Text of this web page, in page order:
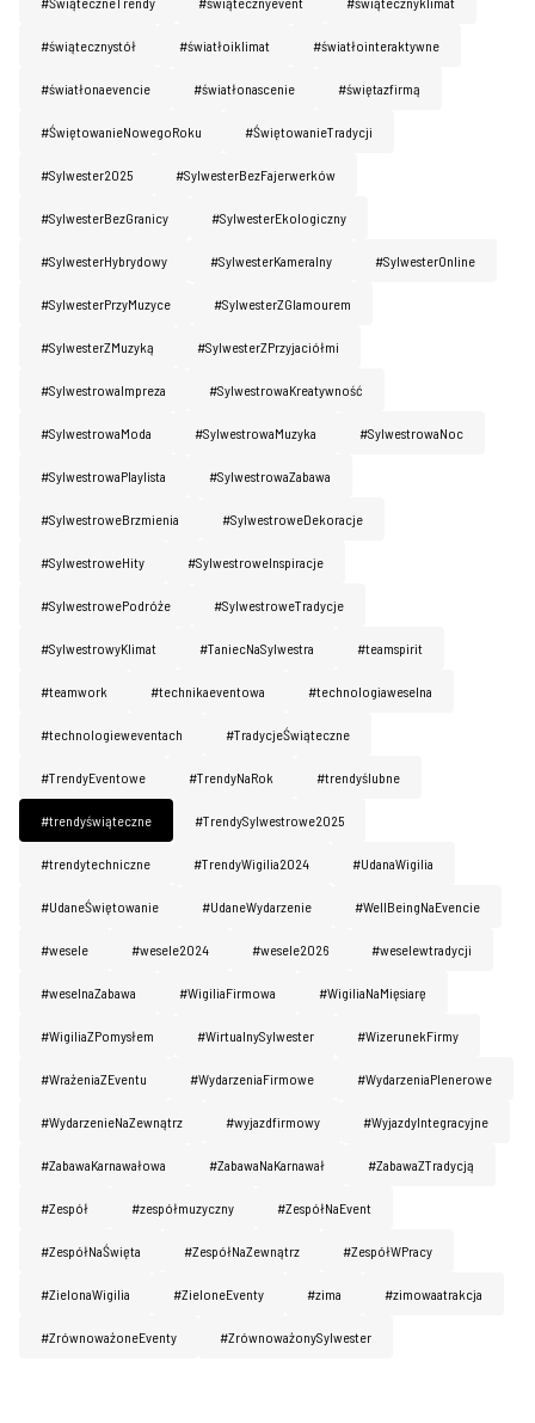
#świątecznystół #światłoiklimat #światłointeraktywne
#światłonaevencie #światłonascenie #świętazfirmą
#ŚwiętowanieNowegoRoku #ŚwiętowanieTradycji
#Sylwester2025 #SylwesterBezFajerwerków
#SylwesterBezGranicy #SylwesterEkologiczny
#SylwesterHybrydowy #SylwesterKameralny #SylwesterOnline
#SylwesterPrzyMuzyce #SylwesterZGlamourem
#SylwesterZMuzyką #SylwesterZPrzyjaciółmi
#SylwestrowaImpreza #SylwestrowaKreatywność
#SylwestrowaModa #SylwestrowaMuzyka #SylwestrowaNoc
#SylwestrowaPlaylista #SylwestrowaZabawa
#SylwestroweBrzmienia #SylwestroweDekoracje
#SylwestroweHity #SylwestroweInspiracje
#SylwestrowePodróże #SylwestroweTradycje
#SylwestrowyKlimat #TaniecNaSylwestra #teamspirit
#teamwork #technikaeventowa #technologiaweselna
#technologieweventach #TradycjeŚwiąteczne
#TrendyEventowe #TrendyNaRok #trendyślubne
#trendyświąteczne #TrendySylwestrowe2025
#trendytechniczne #TrendyWigilia2024 #UdanaWigilia
#UdaneŚwiętowanie #UdaneWydarzenie #WellBeingNaEvencie
#wesele #wesele2024 #wesele2026 #weselewtradycji
#weselnaZabawa #WigiliaFirmowa #WigiliaNaMięsiarę
#WigiliaZPomysłem #WirtualnySylwester #WizerunekFirmy
#WrażeniaZEventu #WydarzeniaFirmowe #WydarzeniaPlenerowe
#WydarzenieNaZewnątrz #wyjazdfirmowy #WyjazdyIntegracyjne
#ZabawaKarnawałowa #ZabawaNaKarnawał #ZabawaZTradycją
#Zespół #zespółmuzyczny #ZespółNaEvent
#ZespółNaŚwięta #ZespółNaZewnątrz #ZespółWPracy
#ZielonaWigilia #ZieloneEventy #zima #zimowaatrakcja
#ZrównoważoneEventy #ZrównoważonySylwester